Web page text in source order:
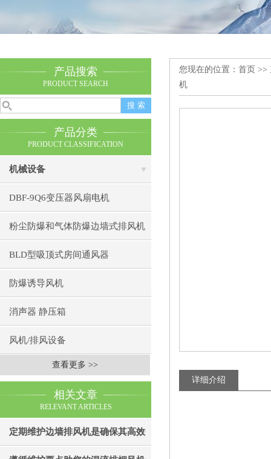
产品搜索
PRODUCT SEARCH
产品分类
PRODUCT CLASSIFICATION
机械设备
DBF-9Q6变压器风扇电机
粉尘防爆和气体防爆边墙式排风机
BLD型吸顶式房间通风器
防爆诱导风机
消声器 静压箱
风机/排风设备
查看更多 >>
相关文章
RELEVANT ARTICLES
定期维护边墙排风机是确保其高效
您现在的位置： 首页 >>
机
详细介绍